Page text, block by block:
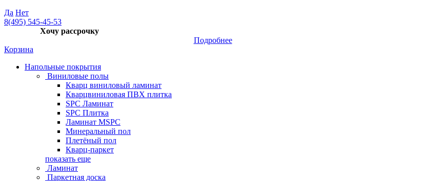
Да Нет
8(495) 545-45-53
Хочу рассрочку
Подробнее
Корзина
Напольные покрытия
Виниловые полы
Кварц виниловый ламинат
Кварцвиниловая ПВХ плитка
SPC Ламинат
SPC Плитка
Ламинат MSPC
Минеральный пол
Плетёный пол
Кварц-паркет
показать еще
Ламинат
Паркетная доска